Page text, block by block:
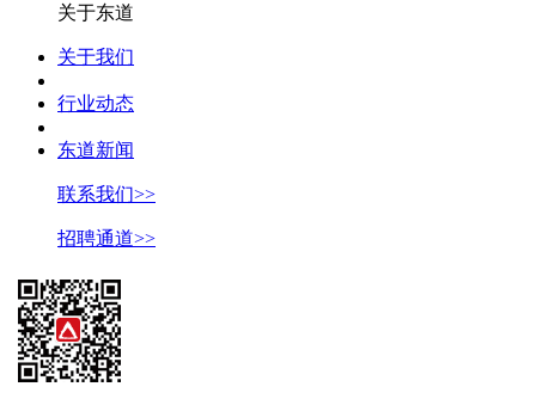
关于东道
关于我们
行业动态
东道新闻
联系我们>>
招聘通道>>